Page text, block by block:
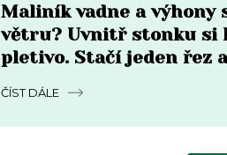
Maliník vadne a výhony
větru? Uvnitř stonku si
pletivo. Stačí jeden řez
ČÍST DÁLE